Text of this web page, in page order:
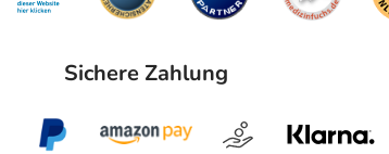
Sichere Zahlung